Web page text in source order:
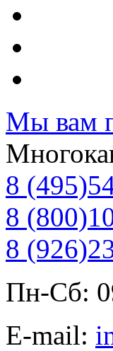
Мы вам
8 (495)
8 (800)
8 (926)
Пн-Сб:
E-mail: